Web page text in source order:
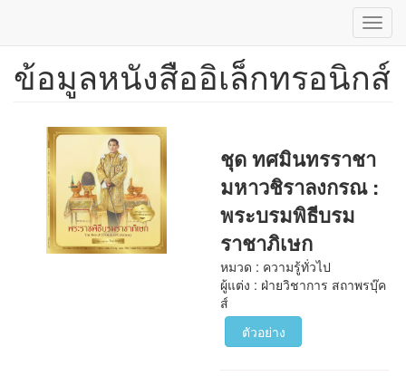
ข้าม
ข้อมูลหนังสืออิเล็กทรอนิกส์
ชุด ทศมินทรราชา
มหาวชิราลงกรณ :
พระบรมพิธีบรม
ราชาภิเษก
หมวด : ความรู้ทั่วไป
ผู้แต่ง : ฝ่ายวิชาการ สถาพรบุ๊ค
ส์
ตัวอย่าง